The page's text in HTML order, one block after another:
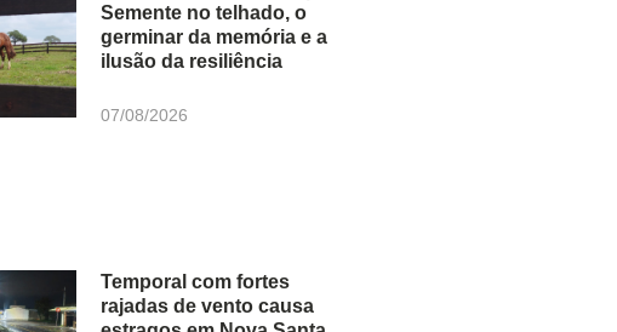
Semente no telhado, o
germinar da memória e a
ilusão da resiliência
07/08/2026
Temporal com fortes
rajadas de vento causa